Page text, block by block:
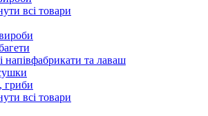
всі товари
напівфабрикати та лаваш
гриби
всі товари